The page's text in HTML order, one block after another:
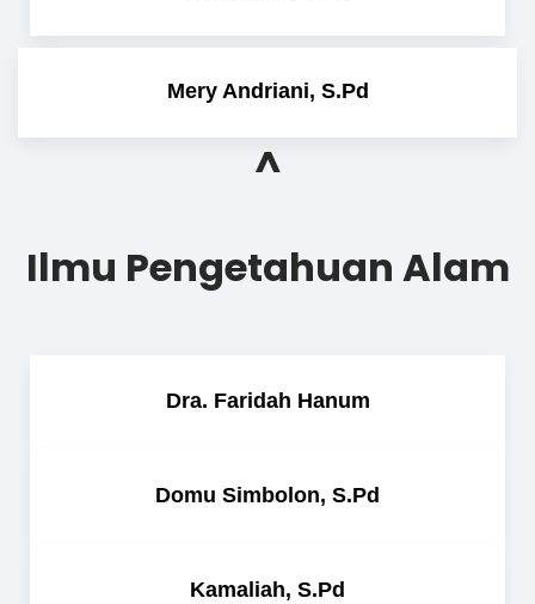
Mery Andriani, S.Pd
^
Ilmu Pengetahuan Alam
Dra. Faridah Hanum
Domu Simbolon, S.Pd
Kamaliah, S.Pd